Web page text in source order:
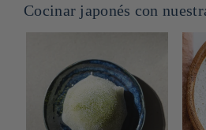
Cocinar japonés con